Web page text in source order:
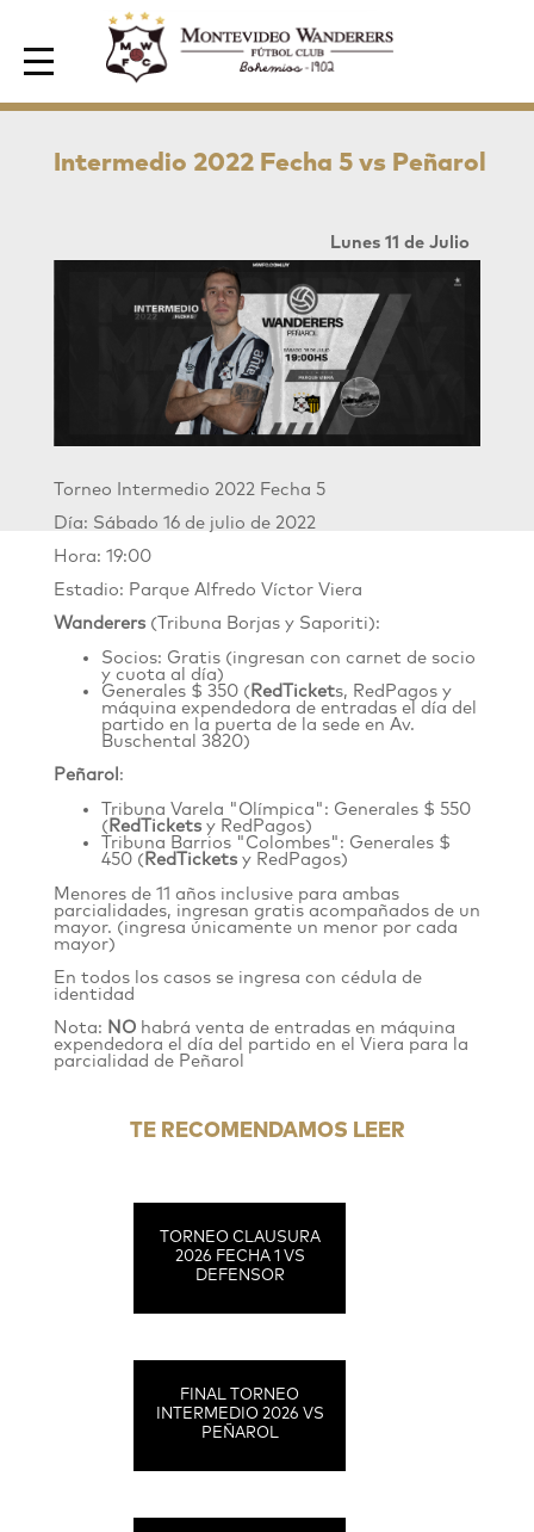
Area de Socios
Intermedio 2022 Fecha 5 vs Peñarol
Lunes 11 de Julio
Torneo Intermedio 2022 Fecha 5
Día: Sábado 16 de julio de 2022
Hora: 19:00
Estadio: Parque Alfredo Víctor Viera
Wanderers(Tribuna Borjas y Saporiti):
Socios: Gratis (ingresan con carnet de socio
y cuota al día)
Generales $ 350 (RedTickets, RedPagos y
máquina expendedora de entradas el día del
partido en la puerta de la sede en Av.
Buschental 3820)
Peñarol :
Tribuna Varela "Olímpica": Generales $ 550
(RedTicketsy RedPagos)
Tribuna Barrios "Colombes": Generales $
450 (RedTicketsy RedPagos)
Menores de 11 años inclusive para ambas
parcialidades, ingresan gratis acompañados de un
mayor. (ingresa únicamente un menor por cada
mayor)
En todos los casos se ingresa con cédula de
identidad
Nota: NOhabrá venta de entradas en máquina
expendedora el día del partido en el Viera para la
parcialidad de Peñarol
TE RECOMENDAMOS LEER
TORNEO CLAUSURA
2026 FECHA 1 VS
DEFENSOR
FINAL TORNEO
INTERMEDIO 2026 VS
PEÑAROL